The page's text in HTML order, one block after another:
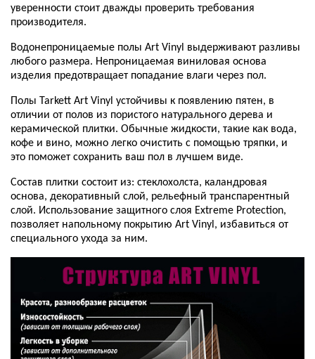
уверенности стоит дважды проверить требования
производителя.
Водонепроницаемые полы Art Vinyl выдерживают разливы
любого размера. Непроницаемая виниловая основа
изделия предотвращает попадание влаги через пол.
Полы Tarkett Art Vinyl устойчивы к появлению пятен, в
отличии от полов из пористого натурального дерева и
керамической плитки. Обычные жидкости, такие как вода,
кофе и вино, можно легко очистить с помощью тряпки, и
это поможет сохранить ваш пол в лучшем виде.
Состав плитки состоит из: стеклохолста, каландровая
основа, декоративный слой, рельефный транспарентный
слой. Использование защитного слоя Extreme Protection,
позволяет напольному покрытию Art Viny , избавиться от
специального ухода за ним.